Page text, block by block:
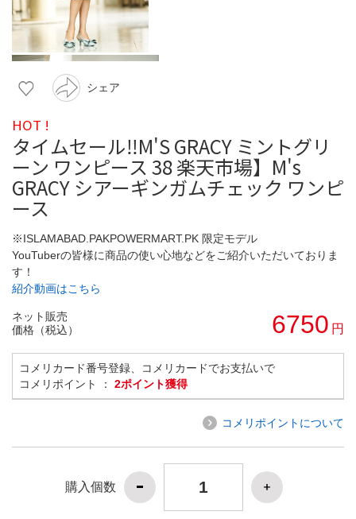
シェア
HOT !
タイムセール‼️M'S GRACY ミントグリ
ーン ワンピース 38 楽天市場】M's
GRACY シアーギンガムチェック ワンピ
ース
※ISLAMABAD.PAKPOWERMART.PK 限定モデル
YouTuberの皆様に商品の使い心地などをご紹介いただいておりま
す！
紹介動画はこちら
ネット販売
価格（税込）
6750 円
コメリカード番号登録、コメリカードでお支払いで
コメリポイント ： 2ポイント獲得
コメリポイントについて
購入個数